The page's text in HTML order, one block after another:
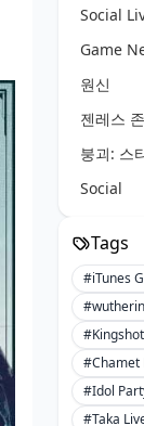
Social
Game
원신
젠레스
붕괴: 스
Social
Tags
#iTunes
#Kingshot
#Chamet
#Idol
#Taka